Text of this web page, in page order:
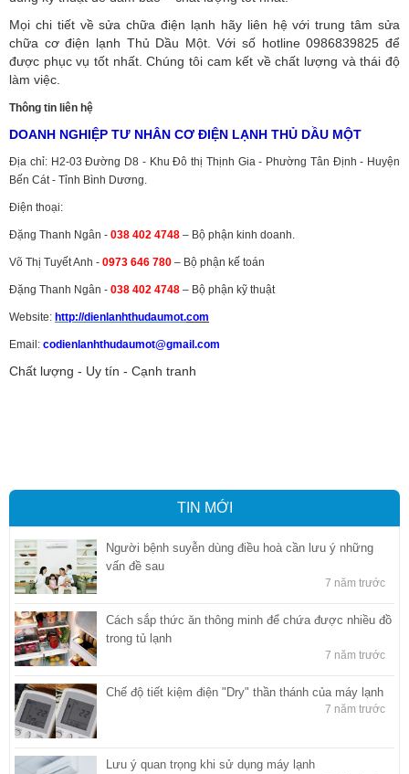
Mọi chi tiết về sửa chữa điện lạnh hãy liên hệ với trung tâm sửa
chữa cơ điện lạnh Thủ Dầu Một. Với số hotline 0986839825 để
được phục vụ tốt nhất. Chúng tôi cam kết về chất lượng và thái độ
làm việc.
Thông tin liên hệ
DOANH NGHIỆP TƯ NHÂN CƠ ĐIỆN LẠNH THỦ DẦU MỘT
Địa chỉ: H2-03 Đường D8 - Khu Đô thị Thịnh Gia - Phường Tân Định - Huyện
Bến Cát - Tỉnh Bình Dương.
Điện thoại:
Đặng Thanh Ngân - 038 402 4748 – Bộ phận kinh doanh.
Võ Thị Tuyết Anh - 0973 646 780 – Bộ phận kế toán
Đặng Thanh Ngân - 038 402 4748 – Bộ phận kỹ thuật
Website: http://dienlanhthudaumot.com
Email: codienlanhthudaumot@gmail.com
Chất lượng - Uy tín - Cạnh tranh
TIN MỚI
Người bệnh suyễn dùng điều hoà cần lưu ý những
vấn đề sau
7 năm trước
Cách sắp thức ăn thông minh để chứa được nhiều đồ
trong tủ lạnh
7 năm trước
Chế độ tiết kiệm điện "Dry" thần thánh của máy lạnh
7 năm trước
Lưu ý quan trọng khi sử dụng máy lạnh